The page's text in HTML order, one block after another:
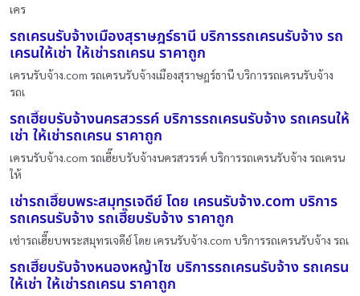
เคร
รถเครนรับจ้างเมืองสุราษฎร์ธานี บริการรถเครนรับจ้าง รถ
เครนให้เช่า ให้เช่ารถเครน ราคาถูก
เครนรับจ้าง.com รถเครนรับจ้างเมืองสุราษฎร์ธานี บริการรถเครนรับจ้าง
รถเ
รถเฮี๊ยบรับจ้างนครสวรรค์ บริการรถเครนรับจ้าง รถเครนให้
เช่า ให้เช่ารถเครน ราคาถูก
เครนรับจ้าง.com รถเฮี๊ยบรับจ้างนครสวรรค์ บริการรถเครนรับจ้าง รถเครน
ให้
เช่ารถเฮี๊ยบพระสมุทรเจดีย์ โดย เครนรับจ้าง.com บริการ
รถเครนรับจ้าง รถเฮี๊ยบรับจ้าง ราคาถูก
เช่ารถเฮี๊ยบพระสมุทรเจดีย์ โดย เครนรับจ้าง.com บริการรถเครนรับจ้าง รถเ
รถเฮี๊ยบรับจ้างหนองหญ้าไซ บริการรถเครนรับจ้าง รถเครน
ให้เช่า ให้เช่ารถเครน ราคาถูก